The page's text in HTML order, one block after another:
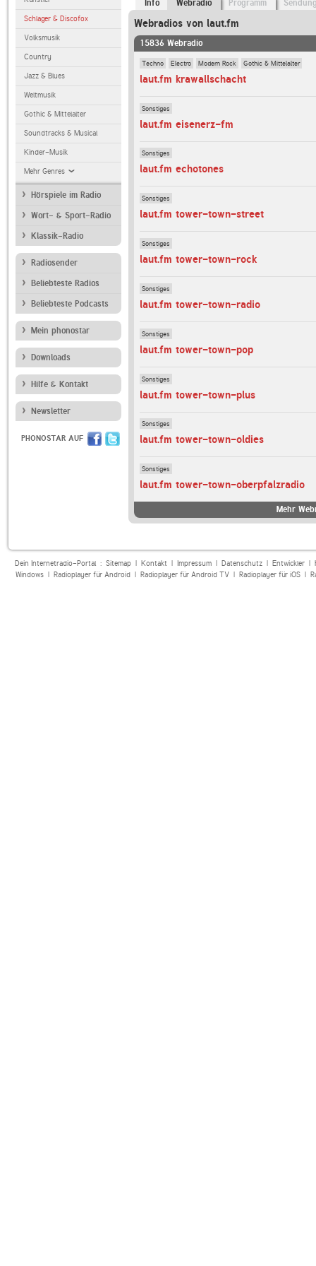
Schlager & Discofox
Volksmusik
Country
Jazz & Blues
Weltmusik
Gothic & Mittelalter
Soundtracks & Musical
Kinder-Musik
Mehr Genres
Hörspiele im Radio
Wort- & Sport-Radio
Klassik-Radio
Radiosender
Beliebteste Radios
Beliebteste Podcasts
Mein phonostar
Downloads
Hilfe & Kontakt
Newsletter
PHONOSTAR AUF
Info Webradio Programm
Webradios von laut.fm
15836 Webradio
Techno Electro Modern Rock Gothic & Mittelalter
laut.fm krawallschacht
Sonstiges
laut.fm eisenerz-fm
Sonstiges
laut.fm echotones
Sonstiges
laut.fm tower-town-street
Sonstiges
laut.fm tower-town-rock
Sonstiges
laut.fm tower-town-radio
Sonstiges
laut.fm tower-town-pop
Sonstiges
laut.fm tower-town-plus
Sonstiges
laut.fm tower-town-oldies
Sonstiges
laut.fm tower-town-oberpfalzradio
Mehr
Dein Internetradio-Portal : Sitemap| Kontakt| Impressum| Datenschutz| Entwickler|
Windows| Radioplayer für Android| Radioplayer für Android TV| Radioplayer für iOS|